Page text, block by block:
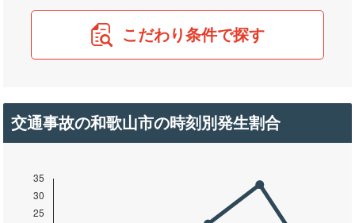
こだわり条件で探す
交通事故の和歌山市の時刻別発生割合